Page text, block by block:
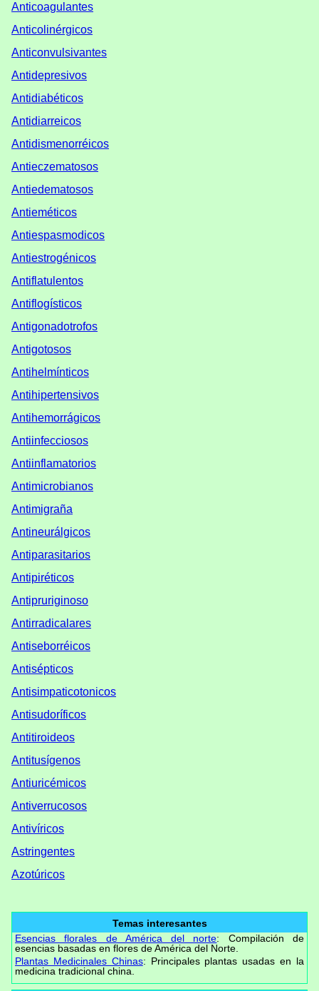
Anticoagulantes
Anticolinérgicos
Anticonvulsivantes
Antidepresivos
Antidiabéticos
Antidiarreicos
Antidismenorréicos
Antieczematosos
Antiedematosos
Antieméticos
Antiespasmodicos
Antiestrogénicos
Antiflatulentos
Antiflogísticos
Antigonadotrofos
Antigotosos
Antihelmínticos
Antihipertensivos
Antihemorrágicos
Antiinfecciosos
Antiinflamatorios
Antimicrobianos
Antimigraña
Antineurálgicos
Antiparasitarios
Antipiréticos
Antipruriginoso
Antirradicalares
Antiseborréicos
Antisépticos
Antisimpaticotonicos
Antisudoríficos
Antitiroideos
Antitusígenos
Antiuricémicos
Antiverrucosos
Antivíricos
Astringentes
Azotúricos
Temas interesantes
Esencias florales de América del norte: Compilación de
esencias basadas en flores de América del Norte.
Plantas Medicinales Chinas: Principales plantas usadas en la
medicina tradicional china.